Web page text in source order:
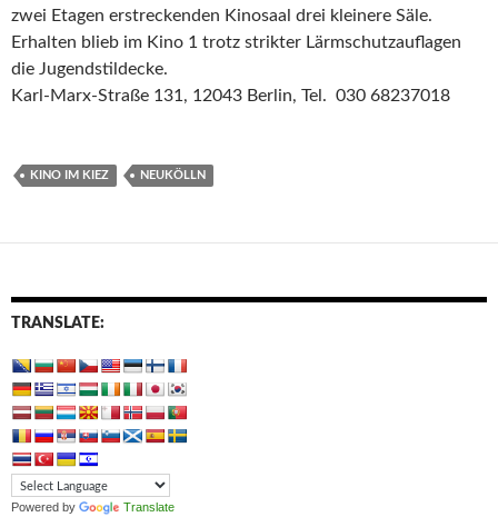
zwei Etagen erstreckenden Kinosaal drei kleinere Säle.
Erhalten blieb im Kino 1 trotz strikter Lärmschutzauflagen
die Jugendstildecke.
Karl-Marx-Straße 131, 12043 Berlin, Tel. 030 68237018
KINO IM KIEZ NEUKÖLLN
TRANSLATE:
Powered by Translate